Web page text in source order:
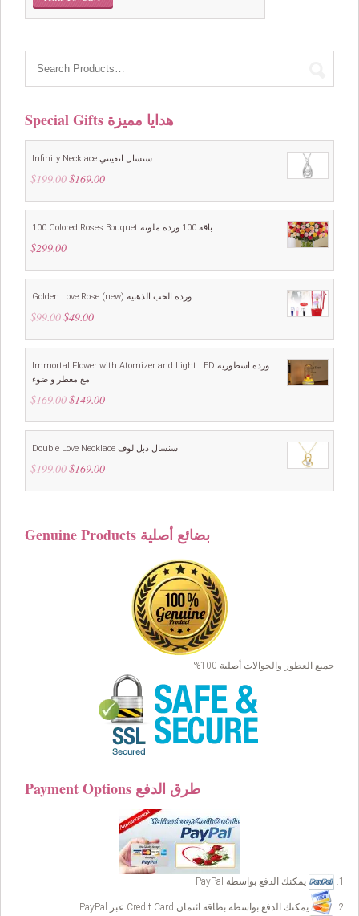
was:
Special Gifts هدايا مميزة
Infinity Necklace سنسال انفينتي
$199.00 Original
was:
$169.00Current
is:
100 Colored Roses Bouquet باقه 100 وردة ملونه
$299.00
Golden Love Rose (new) ورده الحب الذهبية
$99.00 Original
was:
$49.00Current
is:
Immortal Flower with Atomizer and Light LED ورده اسطوريه
مع معطر و ضوء
$169.00 Original
was:
$149.00Current
is:
Double Love Necklace سنسال دبل لوف
$199.00 Original
was:
$169.00Current
is:
Genuine Products بضائع أصلية
جميع العطور والجوالات أصلية 100%
Payment Options طرق الدفع
يمكنك الدفع بواسطة PayPal
يمكنك الدفع بواسطة بطاقة ائتمان Credit Card عبر PayPal